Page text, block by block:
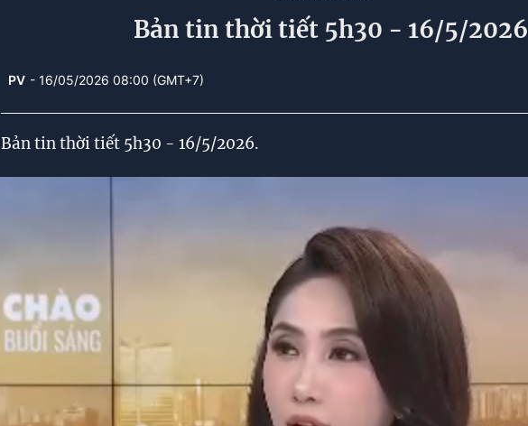
Bản tin thời tiết 5h30 - 16/5/2026
PV - 16/05/2026 08:00 (GMT+7)
Bản tin thời tiết 5h30 - 16/5/2026.